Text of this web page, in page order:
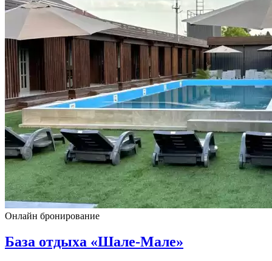
Онлайн бронирование
База отдыха «Шале-Мале»